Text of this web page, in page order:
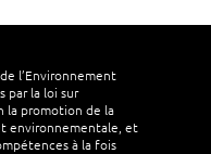
l’Environnement
par la loi sur
la promotion de la
environnementale, et
à la fois